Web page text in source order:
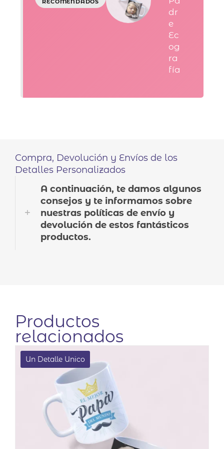
dr
e
Ec
og
ra
fía
Compra, Devolución y Envíos de los
Detalles Personalizados
A continuación, te damos algunos
consejos y te informamos sobre
nuestras políticas de envío y
devolución de estos fantásticos
productos.
Productos
relacionados
Un Detalle Unico